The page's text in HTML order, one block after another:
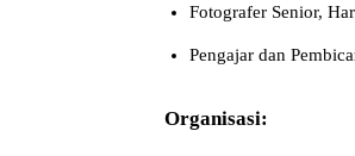
Fotografer Senior,
Pengajar dan
Organisasi: